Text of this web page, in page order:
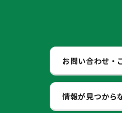
お問い合わせ・
情報が見つから